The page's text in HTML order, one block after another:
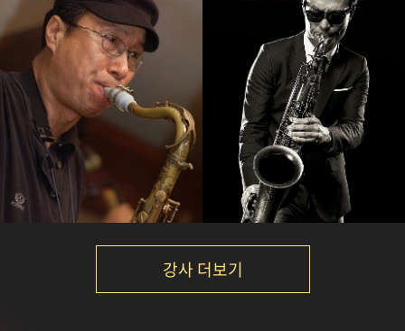
임민택
강의보기
이대희
강의보기
강사 더보기